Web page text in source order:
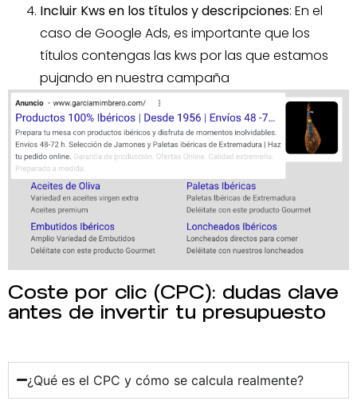
Incluir Kws en los títulos y descripciones: En el
caso de Google Ads, es importante que los
títulos contengas las kws por las que estamos
pujando en nuestra campaña
Coste por clic (CPC): dudas clave
antes de invertir tu presupuesto
¿Qué es el CPC y cómo se calcula realmente?